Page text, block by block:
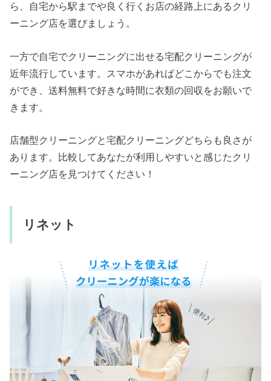
ら、自宅から駅までや良く行くお店の経路上にあるクリ
ーニング店を選びましょう。
一方で自宅でクリーニングに出せる宅配クリーニングが
近年流行しています。スマホがあればどこからでも注文
ができ、送料無料で好きな時間に衣類の回収をお願いで
きます。
店舗型クリーニングと宅配クリーニングどちらも良さが
あります。比較してあなたが利用しやすいと感じたクリ
ーニング店を見つけてください！
リネット